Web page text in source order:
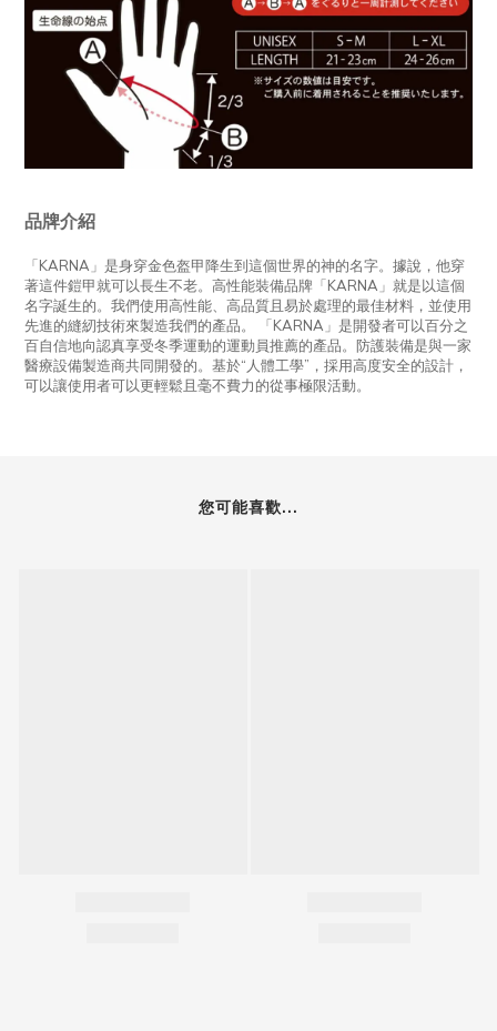
品牌介紹
「KARNA」是身穿金色盔甲降生到這個世界的神的名字。據說，他穿
著這件鎧甲就可以長生不老。高性能裝備品牌「KARNA」就是以這個
名字誕生的。我們使用高性能、高品質且易於處理的最佳材料，並使用
先進的縫紉技術來製造我們的產品。 「KARNA」是開發者可以百分之
百自信地向認真享受冬季運動的運動員推薦的產品。防護裝備是與一家
醫療設備製造商共同開發的。基於“人體工學”，採用高度安全的設計，
可以讓使用者可以更輕鬆且毫不費力的從事極限活動。
您可能喜歡...